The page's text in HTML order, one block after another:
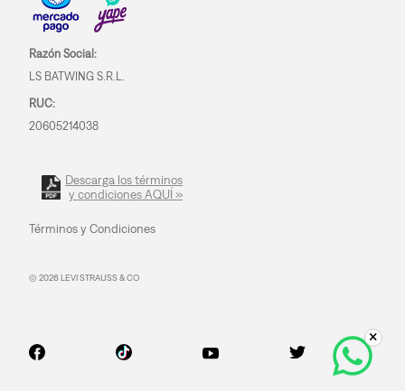
Razón Social:
LS BATWING S.R.L.
RUC:
20605214038
Descarga los términos
y condiciones AQUÍ »
Términos y Condiciones
© 2026 LEVI STRAUSS & CO